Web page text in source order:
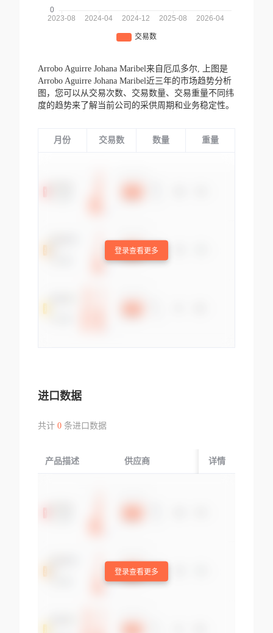
Arrobo Aguirre Johana Maribel来自厄瓜多尔,
上图是
Arrobo Aguirre Johana Maribel近三年的市场趋势分析
图，您可以从交易次数、交易数量、交易重量不同纬
度的趋势来了解当前公司的采供周期和业务稳定性。
月份 交易数 数量 重量
登录查看更多
进口数据
共计 0条进口数据
产品描述 供应商 起运国/地区
详情
登录查看更多